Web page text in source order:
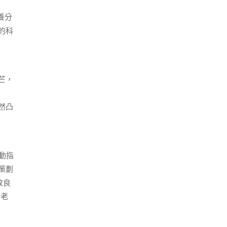
分
科
，
凸
指
劃
良